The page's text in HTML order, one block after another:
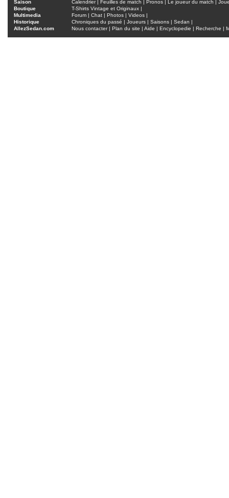
Saison Calendrier| Feuilles de match Pronos Le joueur du match
Boutique
T-Shirts Vintage et Originaux |
Multimedia
Forum | Chat | Photos | Videos |
Historique
Chroniques du passé | Joueurs | Saisons | Sedan |
AllezSedan.com
Nous contacter| Plan du site | Aide | Encyclopedie | Recherche |